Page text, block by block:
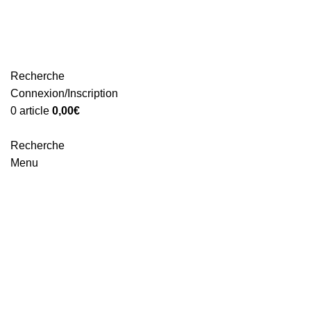
Recherche
Connexion/Inscription
0 article 0,00€
Recherche
Menu